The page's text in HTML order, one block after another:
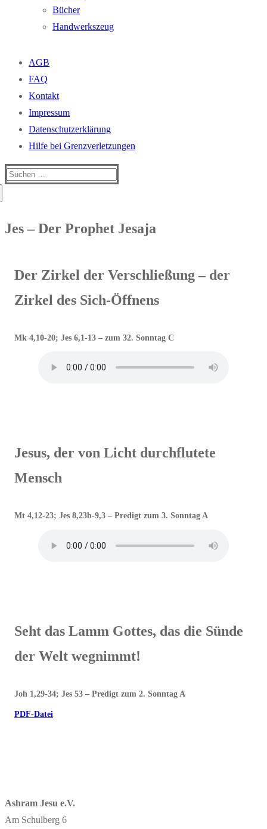
Bücher
Handwerkszeug
AGB
FAQ
Kontakt
Impressum
Datenschutzerklärung
Hilfe bei Grenzverletzungen
Suchen
Jes – Der Prophet Jesaja
Der Zirkel der Verschließung – der
Zirkel des Sich-Öffnens
Mk 4,10-20; Jes 6,1-13 – zum 32. Sonntag C
Jesus, der von Licht durchflutete
Mensch
Mt 4,12-23; Jes 8,23b-9,3 – Predigt zum 3. Sonntag A
Seht das Lamm Gottes, das die Sünde
der Welt wegnimmt!
Joh 1,29-34; Jes 53 – Predigt zum 2. Sonntag A
PDF-Datei
Ashram Jesu e.V.
Am Schulberg 6